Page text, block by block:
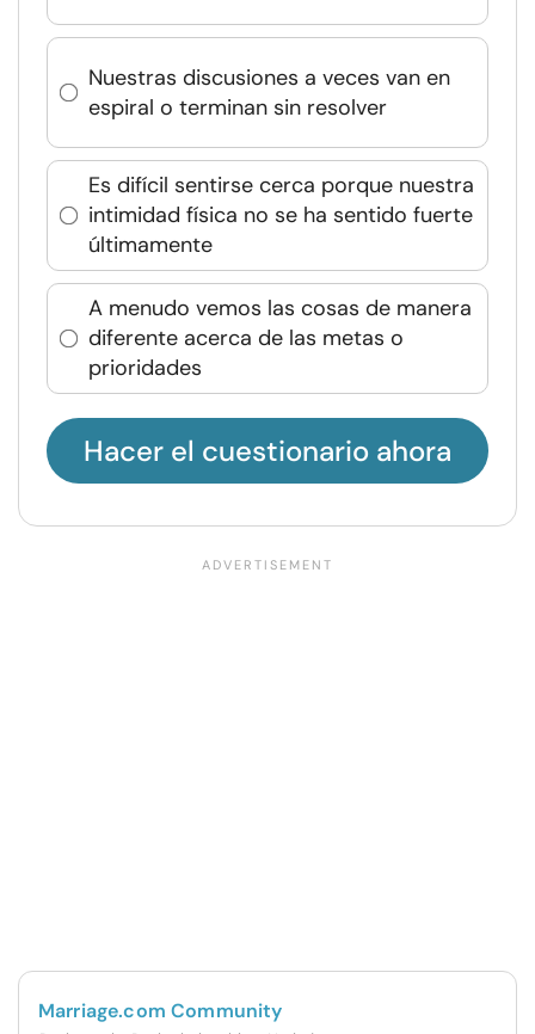
Nuestras discusiones a veces van en
espiral o terminan sin resolver
Es difícil sentirse cerca porque nuestra
intimidad física no se ha sentido fuerte
últimamente
A menudo vemos las cosas de manera
diferente acerca de las metas o
prioridades
Hacer el cuestionario ahora
Marriage.com Community